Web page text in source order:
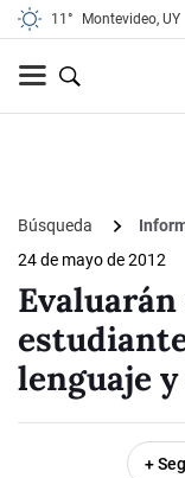
11° Montevideo, UY
Búsqueda
24 de mayo de 2012
lenguaje
+